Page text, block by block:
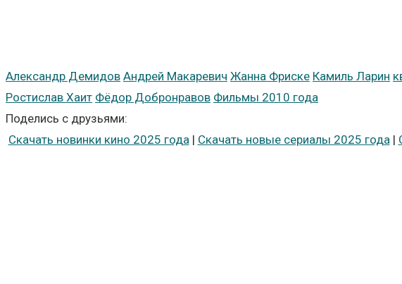
Александр Демидов Андрей Макаревич Жанна Фриске Камиль Ларин
Ростислав Хаит Фёдор Добронравов Фильмы 2010 года
Поделись с друзьями:
Скачать новинки кино 2025 года| Скачать новые сериалы 2025 года|